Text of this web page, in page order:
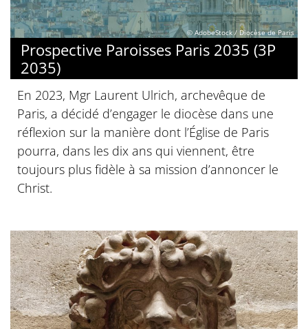
© AdobeStock / Diocèse de Paris
Prospective Paroisses Paris 2035 (3P
2035)
En 2023, Mgr Laurent Ulrich, archevêque de
Paris, a décidé d’engager le diocèse dans une
réflexion sur la manière dont l’Église de Paris
pourra, dans les dix ans qui viennent, être
toujours plus fidèle à sa mission d’annoncer le
Christ.